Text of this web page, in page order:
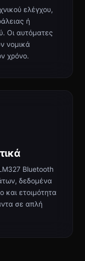
ελέγχου,
ή
Οι αυτόματες
νομικά
χρόνο.
Bluetooth
δεδομένα
και ετοιμότητα
σε απλή